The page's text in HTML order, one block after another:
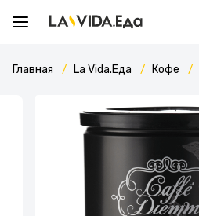
Главная La Vida.Еда Кофе